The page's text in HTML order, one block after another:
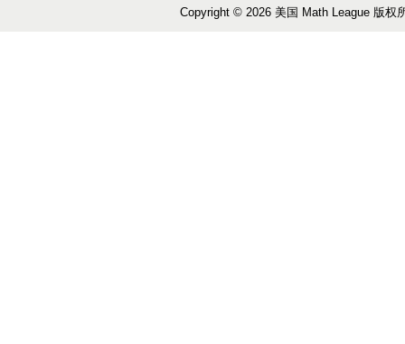
Copyright © 2026 美国 Math League 版